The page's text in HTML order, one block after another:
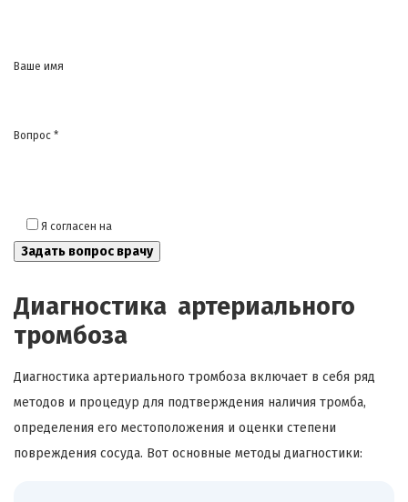
Ваше имя
Вопрос *
Я согласен на
Диагностика артериального
тромбоза
Диагностика артериального тромбоза включает в себя ряд
методов и процедур для подтверждения наличия тромба,
определения его местоположения и оценки степени
повреждения сосуда. Вот основные методы диагностики: